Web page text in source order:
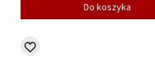
Do koszyka